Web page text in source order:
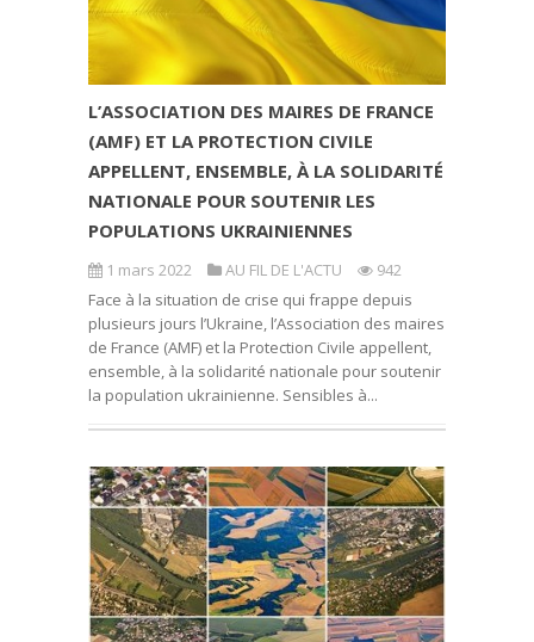
L’ASSOCIATION DES MAIRES DE FRANCE
(AMF) ET LA PROTECTION CIVILE
APPELLENT, ENSEMBLE, À LA SOLIDARITÉ
NATIONALE POUR SOUTENIR LES
POPULATIONS UKRAINIENNES
1 mars 2022 AU FIL DE L'ACTU
942
Face à la situation de crise qui frappe depuis
plusieurs jours l’Ukraine, l’Association des maires
de France (AMF) et la Protection Civile appellent,
ensemble, à la solidarité nationale pour soutenir
la population ukrainienne. Sensibles à...